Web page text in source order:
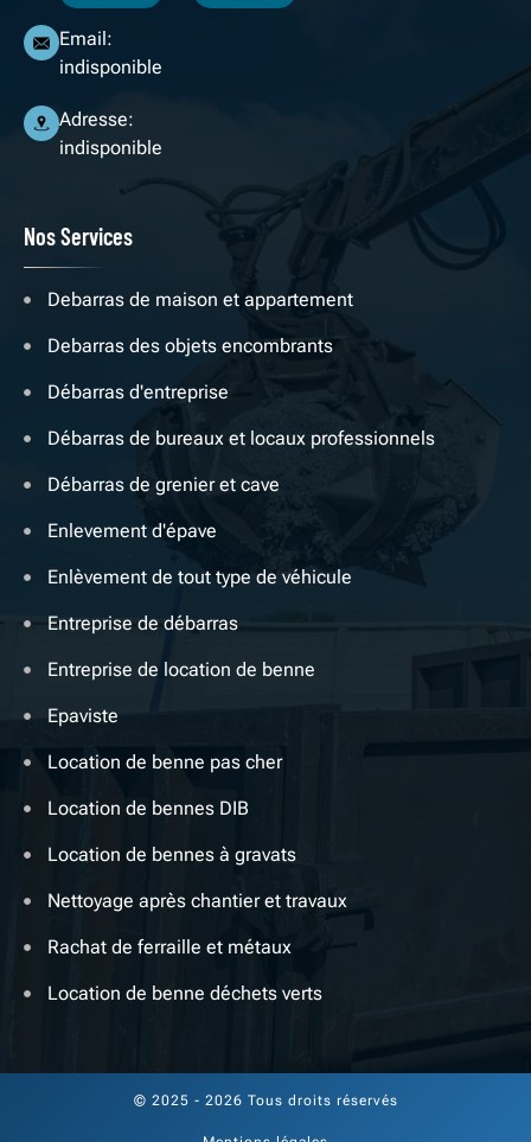
Email:
indisponible
Adresse:
indisponible
Nos Services
Debarras de maison et appartement
Debarras des objets encombrants
Débarras d'entreprise
Débarras de bureaux et locaux professionnels
Débarras de grenier et cave
Enlevement d'épave
Enlèvement de tout type de véhicule
Entreprise de débarras
Entreprise de location de benne
Epaviste
Location de benne pas cher
Location de bennes DIB
Location de bennes à gravats
Nettoyage après chantier et travaux
Rachat de ferraille et métaux
Location de benne déchets verts
© 2025 - 2026 Tous droits réservés